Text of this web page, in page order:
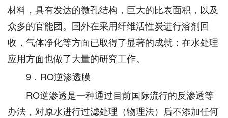
材料，具有发达的微孔结构，巨大的比表面积，以及
众多的官能团。国外在采用纤维活性炭进行溶剂回
收，气体净化等方面已取得了显著的成就；在水处理
应用方面也做了大量的研究工作。
9．RO逆渗透膜
RO逆渗透是一种通过目前国际流行的反渗透等
办法，对原水进行过滤处理（物理法）后不添加任何